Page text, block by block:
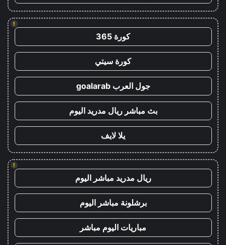
!
كورة 365
كورة سيتي
جول العرب goalarab
بث مباشر ريال مدريد اليوم
يلا لايف
!
ريال مدريد مباشر اليوم
برشلونة مباشر اليوم
مباريات اليوم مباشر